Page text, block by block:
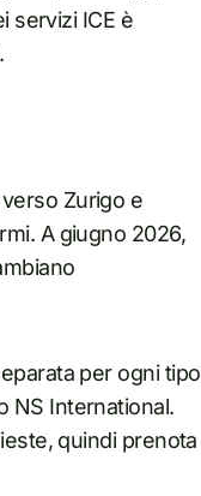
servizi ICE è
Zurigo e
A giugno 2026,
per ogni tipo
NS International.
quindi prenota